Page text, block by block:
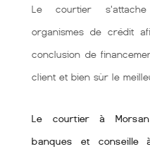
Le courtier
organismes de crédit
conclusion de
client et bien sùr le
Le courtier à
banques et conseille